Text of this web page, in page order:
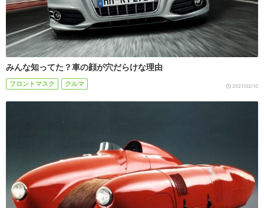
みんな知ってた？車の顔が穴だらけな理由
フロントマスク クルマ 2021/02/10